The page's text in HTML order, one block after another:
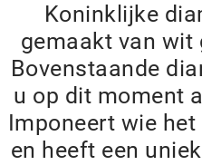
Koninklijke
gemaakt van wit
Bovenstaande
u op dit moment
Imponeert wie
en heeft een